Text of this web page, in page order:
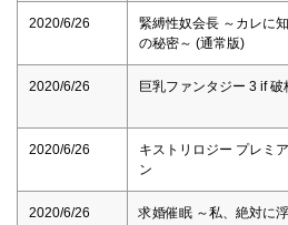
2020/6/26
緊縛性奴会長 ～カレに
の秘密～ (通常版)
2020/6/26 巨乳ファンタジー 3 if 破
2020/6/26
キストリロジー プレミ
ン
2020/6/26
求婚催眠 ～私、絶対に